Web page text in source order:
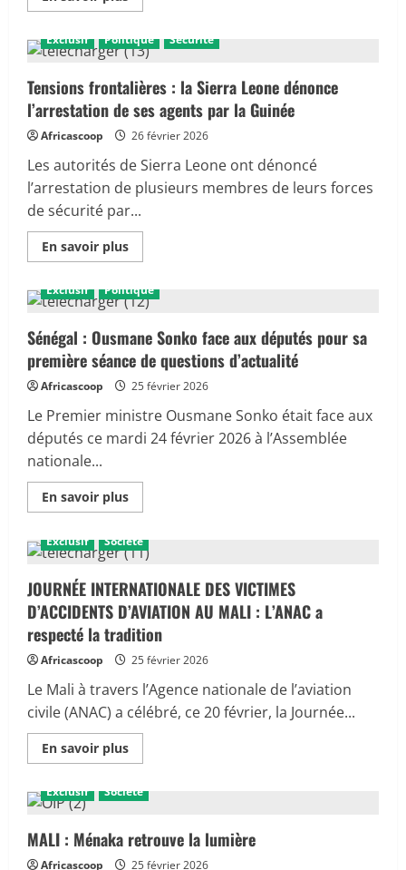
au
proche
savoir
Mali :
pour
Gouvernance
de
rupture
Exclusif Politique Sécurité
Tensions frontalières : la Sierra Leone dénonce
l’arrestation de ses agents par la Guinée
Africascoop 26 février 2026
Les autorités de Sierra Leone ont dénoncé
l’arrestation de plusieurs membres de leurs forces
de sécurité par...
En savoir plusEn
savoir
Tensions
frontalières
la
Sierra
Leone
dénonce
l’arrestation
ses
agents
par
la
Exclusif Politique
Sénégal : Ousmane Sonko face aux députés pour sa
première séance de questions d’actualité
Africascoop 25 février 2026
Le Premier ministre Ousmane Sonko était face aux
députés ce mardi 24 février 2026 à l’Assemblée
nationale...
En savoir plusEn
savoir
Sénégal
Sonko
face
aux
députés
pour
première
de
questions
d’actualité
Exclusif Société
JOURNÉE INTERNATIONALE DES VICTIMES
D’ACCIDENTS D’AVIATION AU MALI : L’ANAC a
respecté la tradition
Africascoop 25 février 2026
Le Mali à travers l’Agence nationale de l’aviation
civile (ANAC) a célébré, ce 20 février, la Journée...
En savoir plusEn
savoir
JOURNÉE
VICTIMES
D’ACCIDENTS
D’AVIATION
Exclusif Société
MALI : Ménaka retrouve la lumière
Africascoop 25 février 2026